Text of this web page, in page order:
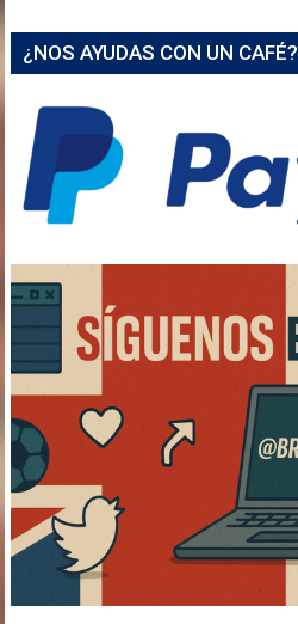
¿NOS AYUDAS CON UN CAFÉ?